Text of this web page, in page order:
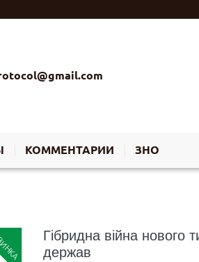
КОММЕНТАРИИ ЗНО
Гібридна війна нового
держав